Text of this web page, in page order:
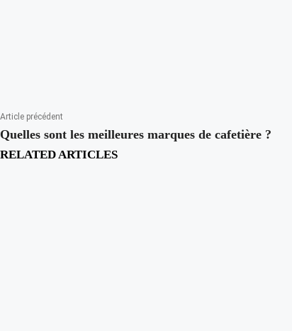
Article précédent
Quelles sont les meilleures marques de cafetière ?
RELATED ARTICLES